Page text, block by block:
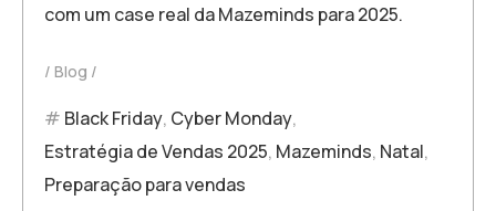
com um case real da Mazeminds para 2025.
Blog
Black Friday, Cyber Monday,
Estratégia de Vendas 2025, Mazeminds, Natal,
Preparação para vendas